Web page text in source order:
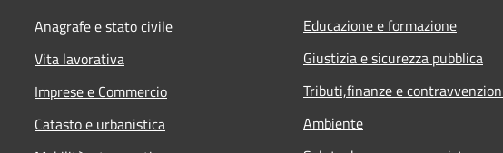
Anagrafe e stato civile
Vita lavorativa
Imprese e Commercio
Catasto e urbanistica
Educazione e formazione
Giustizia e sicurezza pubblica
Tributi,finanze e
Ambiente